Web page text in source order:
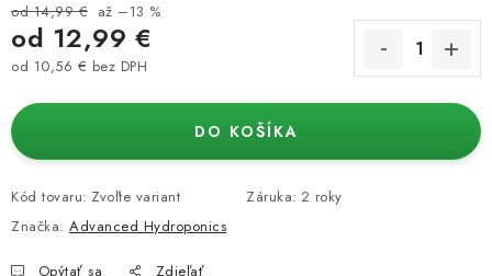
od 14,99 € až –13 %
od 12,99 €
od 10,56 € bez DPH
DO KOŠÍKA
Kód tovaru: Zvoľte variant Záruka: 2 roky
Značka: Advanced Hydroponics
Opýtať sa Zdieľať